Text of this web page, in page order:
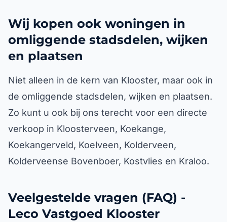
Wij kopen ook woningen in
omliggende stadsdelen, wijken
en plaatsen
Niet alleen in de kern van Klooster, maar ook in
de omliggende stadsdelen, wijken en plaatsen.
Zo kunt u ook bij ons terecht voor een directe
verkoop in Kloosterveen, Koekange,
Koekangerveld, Koelveen, Kolderveen,
Kolderveense Bovenboer, Kostvlies en Kraloo.
Veelgestelde vragen (FAQ) -
Leco Vastgoed Klooster